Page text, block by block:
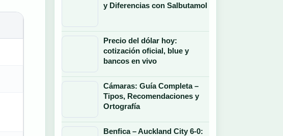
y Diferencias con Salbutamol
Precio del dólar hoy:
cotización oficial, blue y
bancos en vivo
Cámaras: Guía Completa –
Tipos, Recomendaciones y
Ortografía
Benfica – Auckland City 6-0: